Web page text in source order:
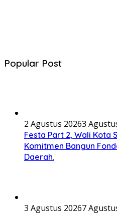
Popular Post
2 Agustus 20263
Festa Part 2, Wali Kota
Komitmen Bangun
Daerah.
3 Agustus 20267